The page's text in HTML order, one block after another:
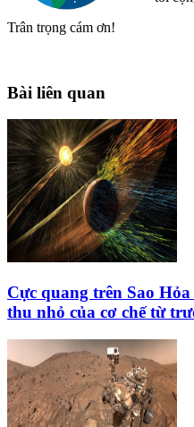
Trân trọng cám ơn!
Bài liên quan
Cực quang trên Sao
thu nhỏ của cơ chế từ